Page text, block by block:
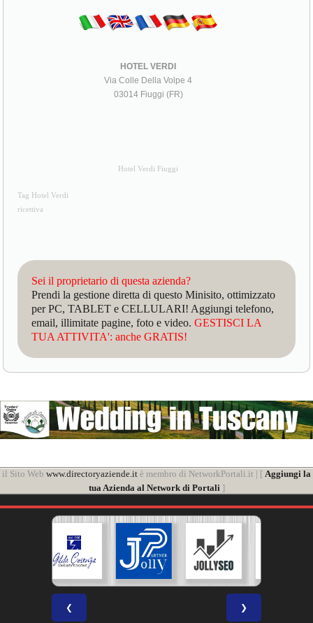
HOTEL VERDI
Via Colle Della Volpe 4
03014 Fiuggi (FR)
Hotel Verdi Fiuggi
Tag Hotel Verdi
ricettiva
Sei il proprietario di questa azienda?
Prendi la gestione diretta di questo Minisito, ottimizzato
per PC, TABLET e CELLULARI! Aggiungi telefono,
email, illimitate pagine, foto e video.GESTISCI LA
TUA ATTIVITA': anche GRATIS!
il Sito Web www.directoryaziende.it è membro di NetworkPortali.it | [ Aggiungi la
tua Azienda al Network di Portali]
❮ ❯